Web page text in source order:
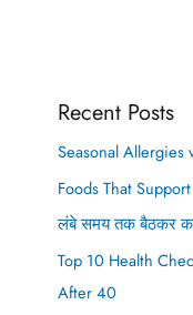
Recent Posts
Seasonal Allergies
Foods That
लंबे समय तक बैठकर
Top 10 Health
After 40